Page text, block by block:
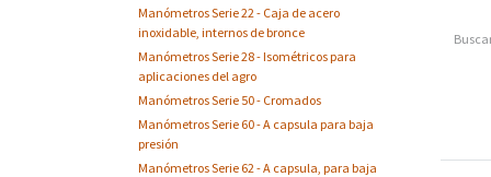
Manómetros Serie 22 - Caja de acero
inoxidable, internos de bronce
Manómetros Serie 28 - Isométricos para
aplicaciones del agro
Manómetros Serie 50 - Cromados
Manómetros Serie 60 - A capsula para baja
presión
Manómetros Serie 62 - A capsula, para baja